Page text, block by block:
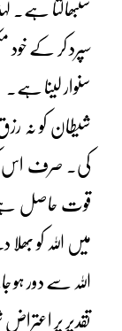
سنبھالتا ہے۔
سپرد کر کے خود
سنوار لینا ہے۔
شیطان کو نہ
کی۔ صرف اس کی
قوت حاصل
میں اللہ کو
اللہ سے دور ہو
تقدیر پر